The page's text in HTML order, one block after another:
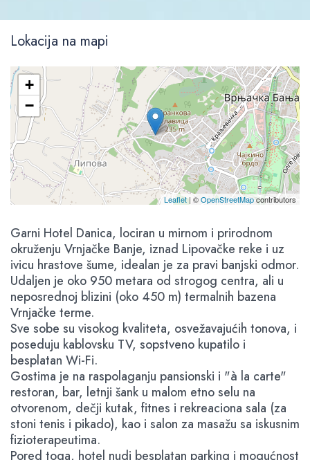
Lokacija na mapi
+
−
Leaflet| ©OpenStreetMapcontributors
Garni Hotel Danica, lociran u mirnom i prirodnom
okruženju Vrnjačke Banje, iznad Lipovačke reke i uz
ivicu hrastove šume, idealan je za pravi banjski odmor.
Udaljen je oko 950 metara od strogog centra, ali u
neposrednoj blizini (oko 450 m) termalnih bazena
Vrnjačke terme.
Sve sobe su visokog kvaliteta, osvežavajućih tonova, i
poseduju kablovsku TV, sopstveno kupatilo i
besplatan Wi-Fi.
Gostima je na raspolaganju pansionski i "à la carte"
restoran, bar, letnji šank u malom etno selu na
otvorenom, dečji kutak, fitnes i rekreaciona sala (za
stoni tenis i pikado), kao i salon za masažu sa iskusnim
fizioterapeutima.
Pored toga, hotel nudi besplatan parking i mogućnost